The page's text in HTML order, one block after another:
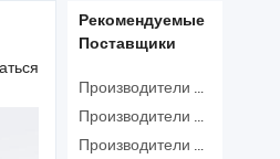
Рекомендуемые
Поставщики
Производители Упаковочная Машина
Производители Аппарат Для Термосварки
Производители Машина Уменьшения